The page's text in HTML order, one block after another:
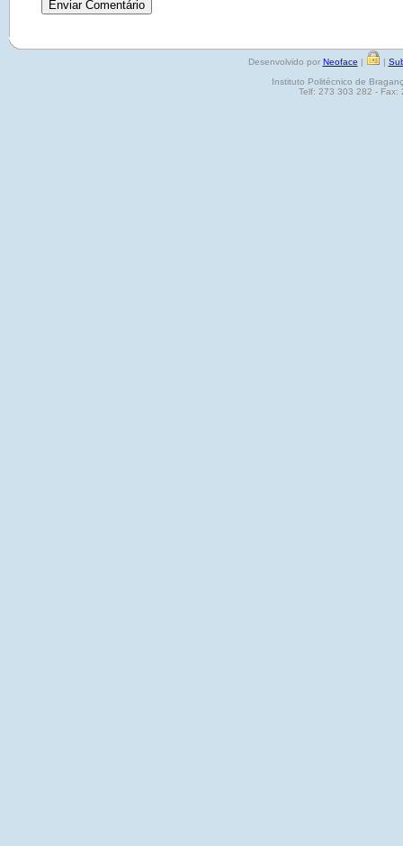
Desenvolvido por Neoface | |
Instituto Politécnico de
Telf: 273 303 282 - Fax: